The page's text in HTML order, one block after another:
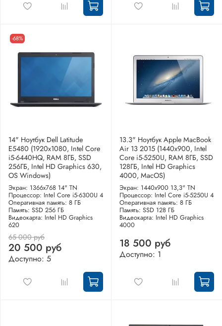
-68%
14" Ноутбук Dell Latitude
E5480 (1920х1080, Intel Core
i5-6440HQ, RAM 8ГБ, SSD
256ГБ, Intel HD Graphics 630,
OS Windows)
Экран: 1366x768 14" TN
Процессор: Intel Core i5-6300U 4
Оперативная память: 8 ГБ
Память: SSD 256 ГБ
Видеокарта: Intel HD Graphics
620
65 000 руб
20 500 руб
Доступно: 5
13.3" Ноутбук Apple MacBook
Air 13 2015 (1440x900, Intel
Core i5-5250U, RAM 8ГБ, SSD
128ГБ, Intel HD Graphics
4000, MacOS)
Экран: 1440x900 13,3" TN
Процессор: Intel Core i5-5250U 4
Оперативная память: 8 ГБ
Память: SSD 128 ГБ
Видеокарта: Intel HD Graphics
4000
18 500 руб
Доступно: 1